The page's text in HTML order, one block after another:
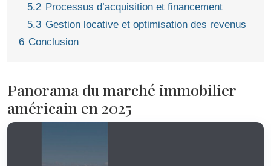
5.2 Processus d’acquisition et financement
5.3 Gestion locative et optimisation des revenus
6 Conclusion
Panorama du marché immobilier
américain en 2025